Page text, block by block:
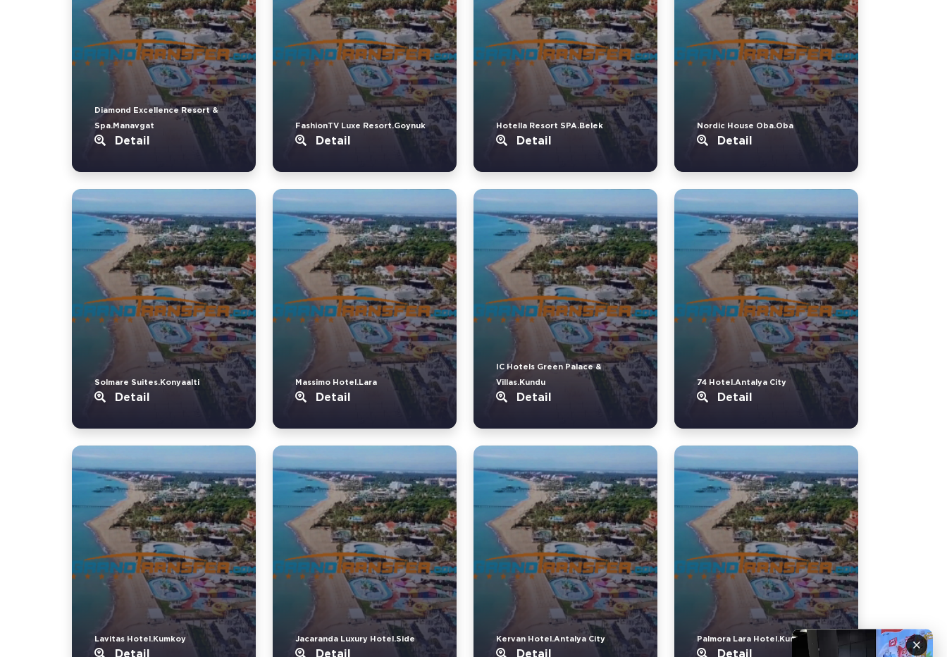
×
Diamond Excellence Resort &
Spa.Manavgat
Detail
FashionTV Luxe Resort.Goynuk
Detail
Hotella Resort SPA.Belek
Detail
Nordic House Oba.Oba
Detail
Solmare Suites.Konyaalti
Detail
Massimo Hotel.Lara
Detail
IC Hotels Green Palace &
Villas.Kundu
Detail
74 Hotel.Antalya City
Detail
Lavitas Hotel.Kumkoy
Detail
Jacaranda Luxury Hotel.Side
Detail
Kervan Hotel.Antalya City
Detail
Palmora Lara Hotel.Kundu
Detail